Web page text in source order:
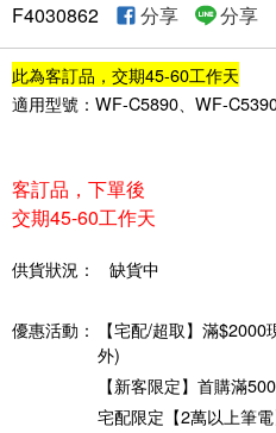
F4030862 分享 分享
此為客訂品，交期45-60工作天
適用型號：WF-C5890、WF-
客訂品，下單後
交期45-60工作天
供貨狀況： 缺貨中
優惠活動：
【宅配/超取】滿
外)
【新客限定】首購滿
宅配限定【2萬以上筆